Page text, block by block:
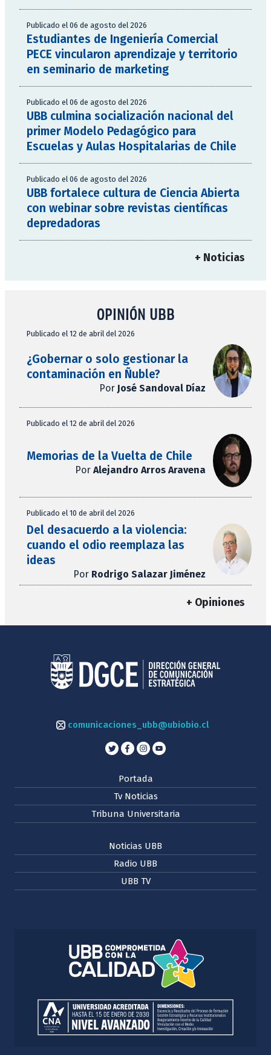
Publicado el 06 de agosto del 2026
Estudiantes de Ingeniería Comercial
PECE vincularon aprendizaje y territorio
en seminario de marketing
Publicado el 06 de agosto del 2026
UBB culmina socialización nacional del
primer Modelo Pedagógico para
Escuelas y Aulas Hospitalarias de Chile
Publicado el 06 de agosto del 2026
UBB fortalece cultura de Ciencia Abierta
con webinar sobre revistas científicas
depredadoras
+ Noticias
OPINIÓN UBB
Publicado el 12 de abril del 2026
¿Gobernar o solo gestionar la
contaminación en Ñuble?
Por José Sandoval Díaz
Publicado el 12 de abril del 2026
Memorias de la Vuelta de Chile
Por Alejandro Arros Aravena
Publicado el 10 de abril del 2026
Del desacuerdo a la violencia:
cuando el odio reemplaza las
ideas
Por Rodrigo Salazar Jiménez
+ Opiniones
comunicaciones_ubb@ubiobio.cl
Portada
Tv Noticias
Tribuna Universitaria
Noticias UBB
Radio UBB
UBB TV